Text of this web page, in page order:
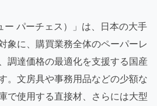
ー パーチェス）」は、日本の大手
象に、購買業務全体のペーパーレ
調達価格の最適化を支援する国産
。文房具や事務用品などの少額な
で使用する直接材、さらには大型